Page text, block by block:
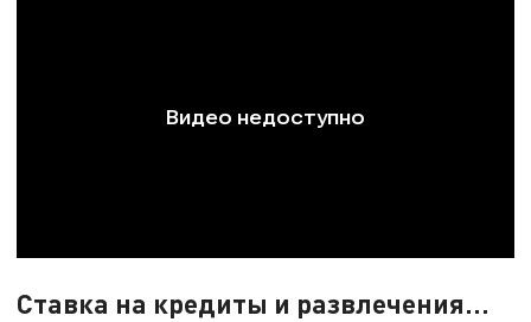
Ставка на кредиты и развлечения...